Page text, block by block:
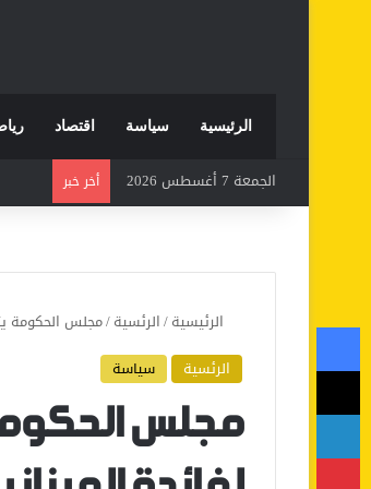
الرئيسية سياسة اقتصاد
الجمعة 7 أغسطس 2026 أخر خبر
الرئيسية/الرئسية/مجلس الحكومة
الرئسية
سياسة
مجلس